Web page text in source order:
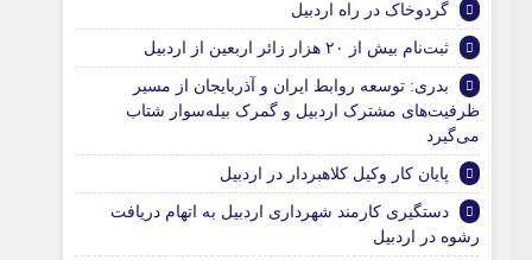
گردوخاک در راه اردبیل
ثبت‌نام بیش از ۲۰ هزار زائر اربعین از اردبیل
بدری: توسعه روابط ایران و آذربایجان از مسیر
ظرفیت‌های مشترک اردبیل و گمرک بیله‌سوار شتاب
می‌گیرد
پایان کار وکیل کلاهبردار در اردبیل
دستگیری کارمند شهرداری اردبیل به اتهام دریافت
رشوه در اردبیل